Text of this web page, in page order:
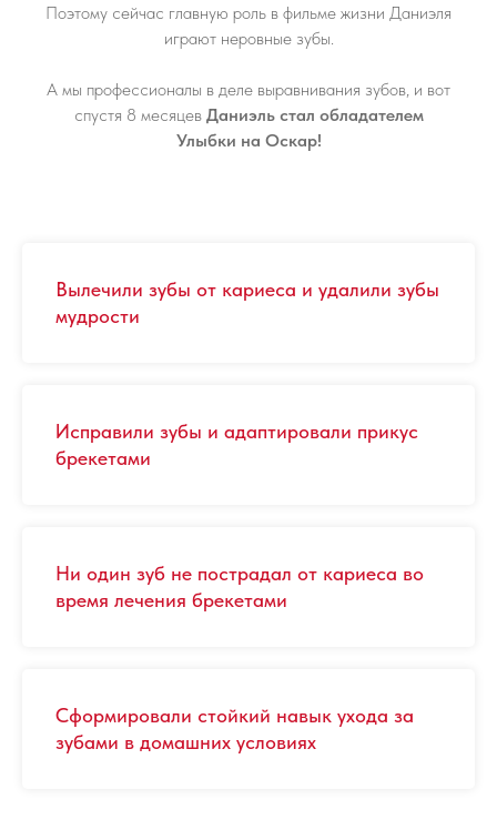
Поэтому сейчас главную роль в фильме жизни Даниэля
играют неровные зубы.
А мы профессионалы в деле выравнивания зубов, и вот
спустя 8 месяцев Даниэль стал обладателем
Улыбки на Оскар!
Вылечили зубы от кариеса и удалили зубы
мудрости
Исправили зубы и адаптировали прикус
брекетами
Ни один зуб не пострадал от кариеса во
время лечения брекетами
Сформировали стойкий навык ухода за
зубами в домашних условиях